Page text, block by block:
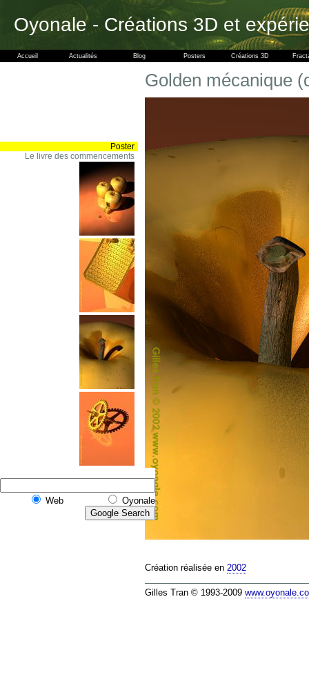
Oyonale - Créations 3D et
Accueil Actualités Blog Posters Créations 3D
Poster
Le livre des commencements
Web Oyonale
Golden mécanique
Création réalisée en 2002
Gilles Tran © 1993-2009